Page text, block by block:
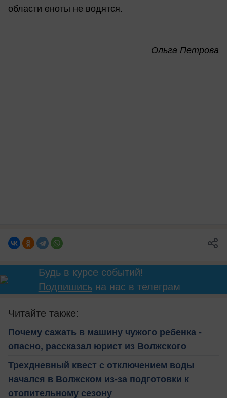
области еноты не водятся.
Ольга Петрова
Будь в курсе событий!
Подпишисьна нас в телеграм
Читайте также:
Почему сажать в машину чужого ребенка -
опасно, рассказал юрист из Волжского
Трехдневный квест с отключением воды
начался в Волжском из-за подготовки к
отопительному сезону